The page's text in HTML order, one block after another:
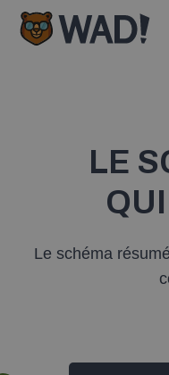
WAD, logiciel de suivi
LE
Le schéma